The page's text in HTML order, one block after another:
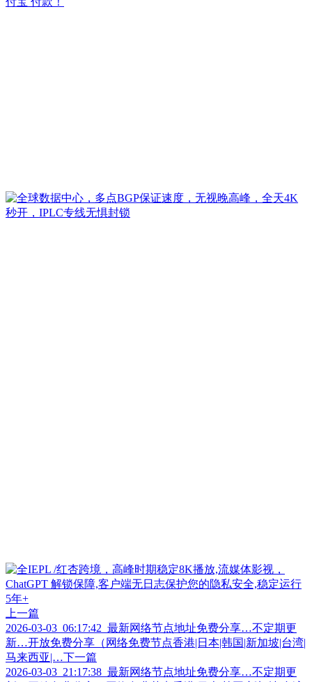
上一篇
2026-03-03_06:17:42_最新网络节点地址免费分享…不定期更
新…开放免费分享（网络免费节点香港|日本|韩国|新加坡|台湾|
马来西亚|… 下一篇
2026-03-03_21:17:38_最新网络节点地址免费分享…不定期更